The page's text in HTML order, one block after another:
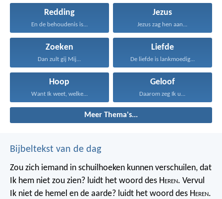
Redding
En de behoudenis is...
Jezus
Jezus zag hen aan...
Zoeken
Dan zult gij Mij...
Liefde
De liefde is lankmoedig...
Hoop
Want Ik weet, welke...
Geloof
Daarom zeg Ik u...
Meer Thema's...
Bijbeltekst van de dag
Zou zich iemand in schuilhoeken kunnen verschuilen, dat
Ik hem niet zou zien? luidt het woord des Heren. Vervul
Ik niet de hemel en de aarde? luidt het woord des Heren.